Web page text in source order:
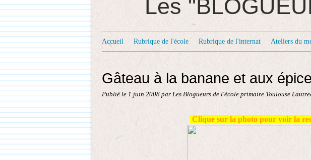
Les
Accueil Rubrique de l'école Rubrique de l'internat Ateliers du
Gâteau à la banane et aux
Publié le 1 juin 2008 par Les Blogueurs de l'école primaire Toulouse
Clique sur la photo pour voir la